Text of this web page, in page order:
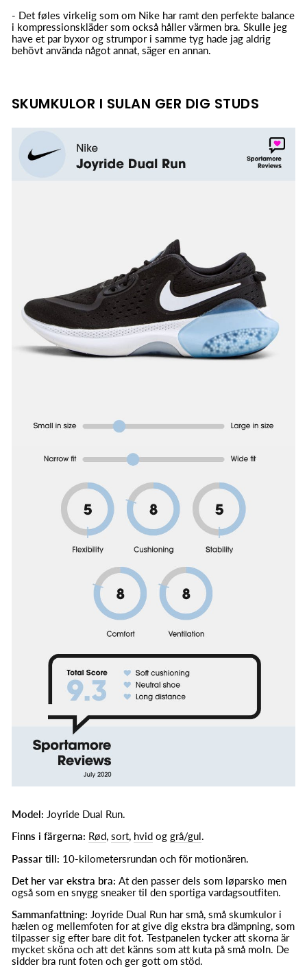
- Det føles virkelig som om Nike har ramt den perfekte balance
i kompressionskläder som också håller värmen bra. Skulle jeg
have et par byxor og strumpor i samme tyg hade jag aldrig
behövt använda något annat, säger en annan.
SKUMKULOR I SULAN GER DIG STUDS
Model: Joyride Dual Run.
Finns i färgerna: Rød, sort, hvid og grå/gul.
Passar till: 10-kilometersrundan och för motionären.
Det her var ekstra bra: At den passer dels som løparsko men
også som en snygg sneaker til den sportiga vardagsoutfiten.
Sammanfattning: Joyride Dual Run har små, små skumkulor i
hælen og mellemfoten for at give dig ekstra bra dämpning, som
tilpasser sig efter bare dit fot. Testpanelen tycker att skorna är
mycket sköna och att det känns som att kuta på små moln. De
sidder bra runt foten och ger gott om stöd.